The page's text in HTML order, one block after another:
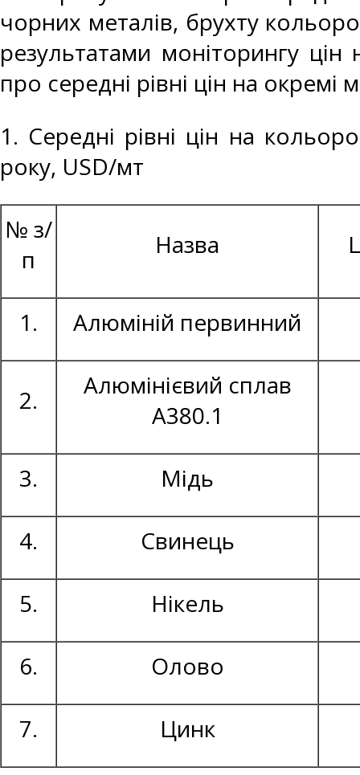
чорних металів, брухту
результатами моніторингу
про середні рівні цін на окремі
1. Середні рівні цін на
року, USD/мт
№ з/
п
Назва
1. Алюміній первинний
2.
Алюмінієвий сплав
А380.1
3. Мідь
4. Свинець
5. Нікель
6. Олово
7. Цинк